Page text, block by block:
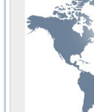
Передовые